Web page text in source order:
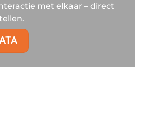
met elkaar – direct